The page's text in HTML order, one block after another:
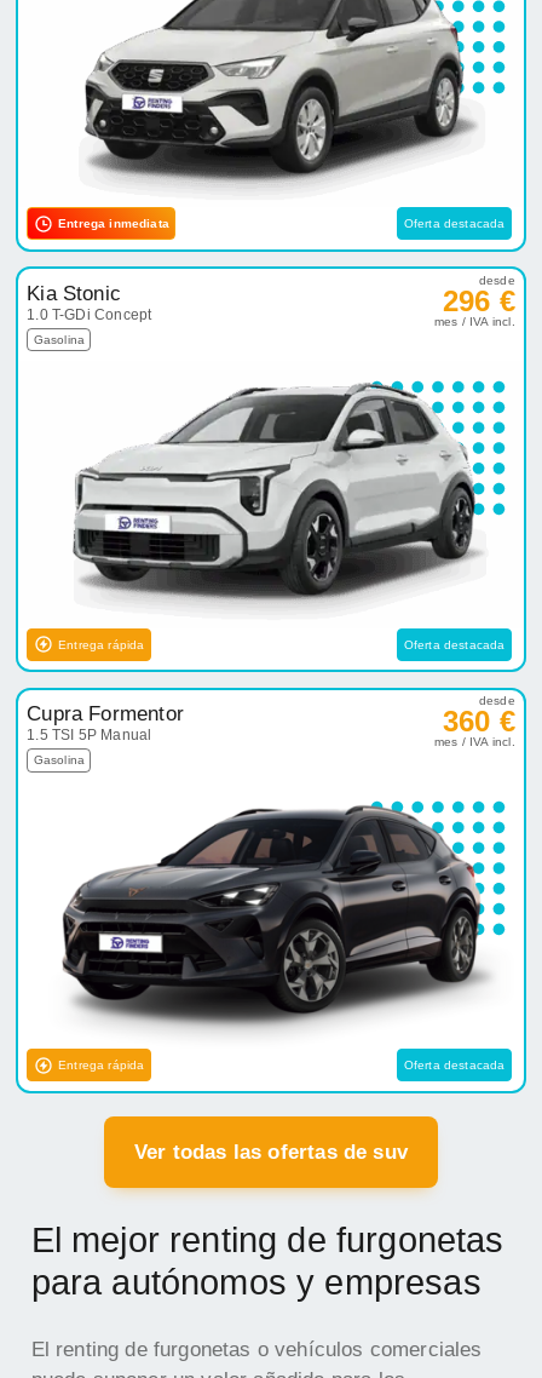
Entrega inmediata Oferta destacada
Kia Stonic
1.0 T-GDi Concept
Gasolina
desde
296 €
mes / IVA incl.
Entrega rápida Oferta destacada
Cupra Formentor
1.5 TSI 5P Manual
Gasolina
desde
360 €
mes / IVA incl.
Entrega rápida Oferta destacada
Ver todas las ofertas de suv
El mejor renting de furgonetas
para autónomos y empresas
El renting de furgonetas o vehículos comerciales